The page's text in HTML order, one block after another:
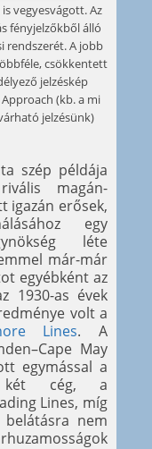
vegyesvágott. Az
fényjelzőkből álló
rendszerét. A jobb
csökkentett
jelzéskép
(kb. a mi
jelzésünk)
szép példája
magán-
igazán erősek,
egy
léte
már-már
egyébként az
1930-as évek
volt a
Lines. A
May
egymással a
két cég, a
Lines, míg
belátásra nem